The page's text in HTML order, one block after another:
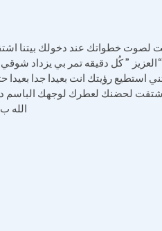
لصوت خطواتك عند دخولك بيتنا
” كُل دقيقه تمر بي يزداد
استطيع رؤيتك انت بعيدا جدا
لحضنك لعطرك لوجهك الباسم
الله